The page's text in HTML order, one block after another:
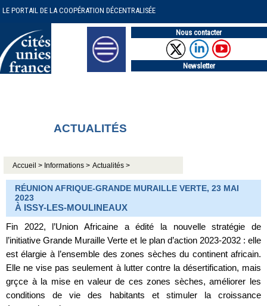
LE PORTAIL DE LA COOPÉRATION DÉCENTRALISÉE
Nous contacter
Newsletter
ACTUALITÉS
Accueil > Informations > Actualités >
RÉUNION AFRIQUE-GRANDE MURAILLE VERTE, 23 MAI
2023
À ISSY-LES-MOULINEAUX
Fin 2022, l’Union Africaine a édité la nouvelle stratégie de
l’initiative Grande Muraille Verte et le plan d’action 2023-2032 : elle
est élargie à l’ensemble des zones sèches du continent africain.
Elle ne vise pas seulement à lutter contre la désertification, mais
grçce à la mise en valeur de ces zones sèches, améliorer les
conditions de vie des habitants et stimuler la croissance